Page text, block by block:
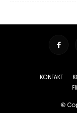
KONTAKT
©